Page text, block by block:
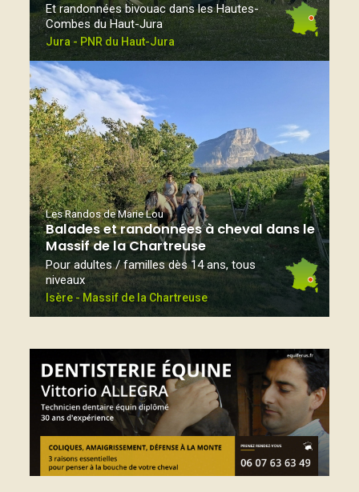
Et randonnées bivouac dans les Hautes-
Combes du Haut-Jura
Jura - PNR du Haut-Jura
Les Randos de Marie Lou
Balades et randonnées à cheval dans le
Massif de la Chartreuse
Pour adultes / familles dès 14 ans, tous
niveaux
Isère - Massif de la Chartreuse